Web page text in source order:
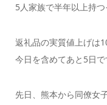
5人家族で半年以上持つ
返礼品の実質値上げは
今日を含めてあと5日で
先日、熊本から同僚女